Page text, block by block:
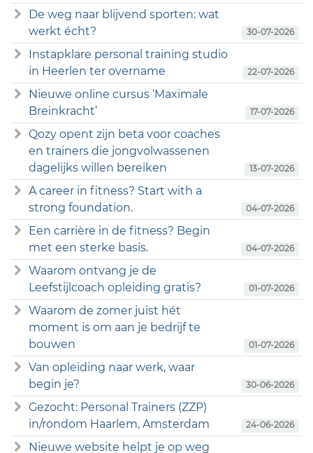
De weg naar blijvend sporten: wat
werkt écht?
30-07-2026
Instapklare personal training studio
in Heerlen ter overname
22-07-2026
Nieuwe online cursus ‘Maximale
Breinkracht’
17-07-2026
Qozy opent zijn beta voor coaches
en trainers die jongvolwassenen
dagelijks willen bereiken
13-07-2026
A career in fitness? Start with a
strong foundation.
04-07-2026
Een carrière in de fitness? Begin
met een sterke basis.
04-07-2026
Waarom ontvang je de
Leefstijlcoach opleiding gratis?
01-07-2026
Waarom de zomer juist hét
moment is om aan je bedrijf te
bouwen
01-07-2026
Van opleiding naar werk, waar
begin je?
30-06-2026
Gezocht: Personal Trainers (ZZP)
in/rondom Haarlem, Amsterdam
24-06-2026
Nieuwe website helpt je op weg